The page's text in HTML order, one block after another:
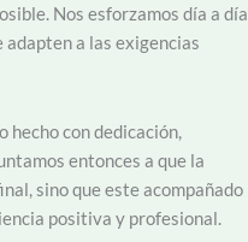
Nos esforzamos día a día
a las exigencias
hecho con dedicación,
entonces a que la
sino que este acompañado
positiva y profesional.